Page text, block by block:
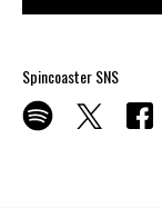
Spincoaster SNS